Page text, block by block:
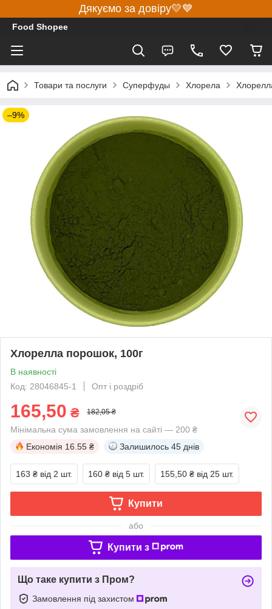
Дякуємо за довіру💛💙
Food Shopee
Товари та послуги Суперфуды Хлорела
–9%
Хлорелла порошок, 100г
В наявності
Код: 28046845-1
Опт і роздріб
165,50 ₴ 182,05 ₴
Мінімальна сума замовлення на сайті — 200 ₴
Економія 16.55 ₴ Залишилось 45 днів
163 ₴ від 2 шт. 160 ₴ від 5 шт. 155,50 ₴ від 25 шт.
Купити
або
Купити з
Що таке купити з Пром?
Замовлення під захистом